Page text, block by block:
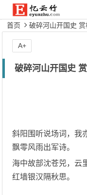
首页 破碎河山开国史
破碎河山开国史
斜阳围听说场词，我
飘零风雨出军诗。
海中故部沈苍兕，云
红墙银汉隔秋思。
A+